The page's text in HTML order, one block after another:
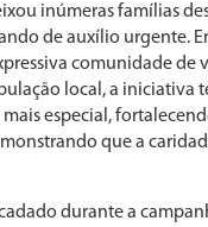
inúmeras famílias
de auxílio urgente.
comunidade de
local, a iniciativa
especial,
que a
durante a